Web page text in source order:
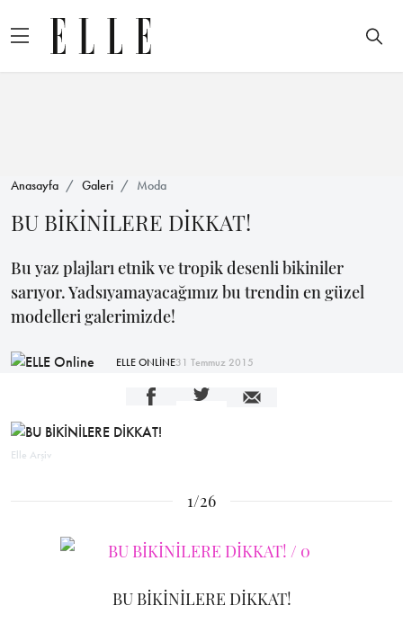
Anasayfa Galeri Moda
BU BİKİNİLERE DİKKAT!
Bu yaz plajları etnik ve tropik desenli bikiniler
sarıyor. Yadsıyamayacağımız bu trendin en güzel
modelleri galerimizde!
ELLE ONLİNE31 Temmuz 2015
Elle Arşiv
1/26
BU BİKİNİLERE DİKKAT!